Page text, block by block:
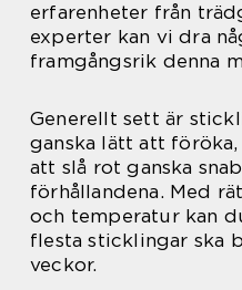
erfarenheter från
experter kan vi dra
framgångsrik denna
Generellt sett är
ganska lätt att
att slå rot ganska
förhållandena. Med
och temperatur kan
flesta sticklingar ska
veckor.